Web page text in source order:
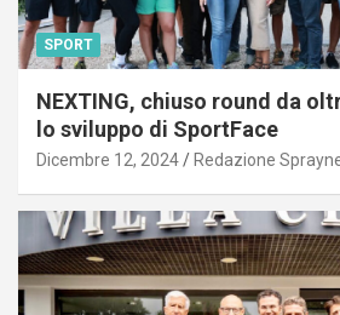
SPORT
NEXTING, chiuso round da
lo sviluppo di SportFace
Dicembre 12, 2024 Redazione